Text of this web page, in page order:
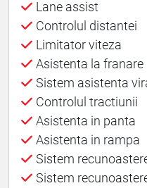
Lane assist
Controlul distantei
Limitator viteza
Asistenta la franare
Sistem asistenta
Controlul tractiunii
Asistenta in panta
Asistenta in rampa
Sistem
Sistem